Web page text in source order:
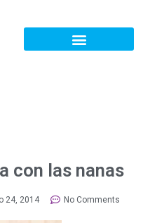
con las nanas
24, 2014 No Comments